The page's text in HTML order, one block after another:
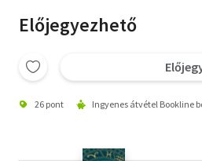
Előjegyezhető
26 pont Ingyenes átvétel Bookline